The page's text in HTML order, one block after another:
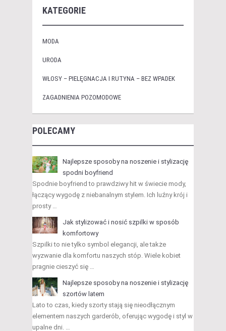
KATEGORIE
MODA
URODA
WŁOSY – PIELĘGNACJA I RUTYNA – BEZ WPADEK
ZAGADNIENIA POZOMODOWE
POLECAMY
Najlepsze sposoby na noszenie i stylizację
spodni boyfriend
Spodnie boyfriend to prawdziwy hit w świecie mody,
łączący wygodę z niebanalnym stylem. Ich luźny krój i
prosty …
Jak stylizować i nosić szpilki w sposób
komfortowy
Szpilki to nie tylko symbol elegancji, ale także
wyzwanie dla komfortu naszych stóp. Wiele kobiet
pragnie cieszyć się …
Najlepsze sposoby na noszenie i stylizację
szortów latem
Lato to czas, kiedy szorty stają się nieodłącznym
elementem naszych garderób, oferując wygodę i styl w
upalne dni. …